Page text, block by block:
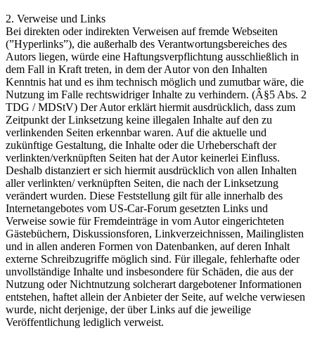
2. Verweise und Links
Bei direkten oder indirekten Verweisen auf fremde Webseiten
(”Hyperlinks”), die außerhalb des Verantwortungsbereiches des
Autors liegen, würde eine Haftungsverpflichtung ausschließlich in
dem Fall in Kraft treten, in dem der Autor von den Inhalten
Kenntnis hat und es ihm technisch möglich und zumutbar wäre, die
Nutzung im Falle rechtswidriger Inhalte zu verhindern. (Â§5 Abs. 2
TDG / MDStV) Der Autor erklärt hiermit ausdrücklich, dass zum
Zeitpunkt der Linksetzung keine illegalen Inhalte auf den zu
verlinkenden Seiten erkennbar waren. Auf die aktuelle und
zukünftige Gestaltung, die Inhalte oder die Urheberschaft der
verlinkten/verknüpften Seiten hat der Autor keinerlei Einfluss.
Deshalb distanziert er sich hiermit ausdrücklich von allen Inhalten
aller verlinkten/ verknüpften Seiten, die nach der Linksetzung
verändert wurden. Diese Feststellung gilt für alle innerhalb des
Internetangebotes vom US-Car-Forum gesetzten Links und
Verweise sowie für Fremdeinträge in vom Autor eingerichteten
Gästebüchern, Diskussionsforen, Linkverzeichnissen, Mailinglisten
und in allen anderen Formen von Datenbanken, auf deren Inhalt
externe Schreibzugriffe möglich sind. Für illegale, fehlerhafte oder
unvollständige Inhalte und insbesondere für Schäden, die aus der
Nutzung oder Nichtnutzung solcherart dargebotener Informationen
entstehen, haftet allein der Anbieter der Seite, auf welche verwiesen
wurde, nicht derjenige, der über Links auf die jeweilige
Veröffentlichung lediglich verweist.